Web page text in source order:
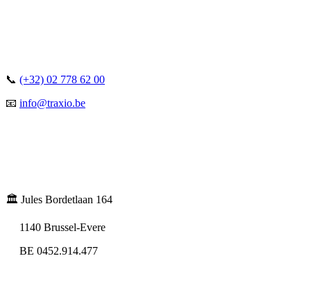
📞 (+32) 02 778 62 00
📧 info@traxio.be
🏛️ Jules Bordetlaan 164
1140 Brussel-Evere
BE 0452.914.477